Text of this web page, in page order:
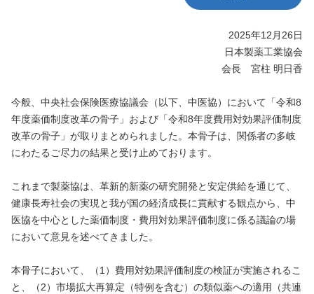
2025年12月26日
日本製薬工業協会
会長 宮柱 明日香
今般、中央社会保険医療協議会（以下、中医協）において「令和8
年度薬価制度改革の骨子」および「令和8年度費用対効果評価制度
改革の骨子」が取りまとめられました。本骨子は、関係者の多岐
にわたるご尽力の結果と受け止めております。
これまで製薬協は、革新的新薬の研究開発と安定供給を通じて、
健康長寿社会の実現と我が国の経済成長に貢献する観点から、中
医協を中心とした薬価制度・費用対効果評価制度に係る議論の場
において意見を述べてきました。
本骨子において、（1）費用対効果評価制度の検証が実施されるこ
と、（2）市場拡大再算定（特例を含む）の類似薬への適用（共連